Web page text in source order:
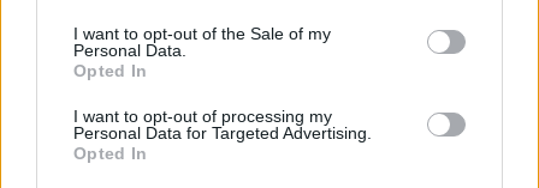
consent section.
I want to opt-out of the Sale of my
Personal Data.
Opted In
I want to opt-out of processing my
Personal Data for Targeted Advertising.
Opted In
lila-fehérek Debrecen után Mezőkövesden is
kikaptak. Kuttorék így elkerültek a kiesőhelyről,
vereségével már a tizenegyedik.
NB I, 12. forduló